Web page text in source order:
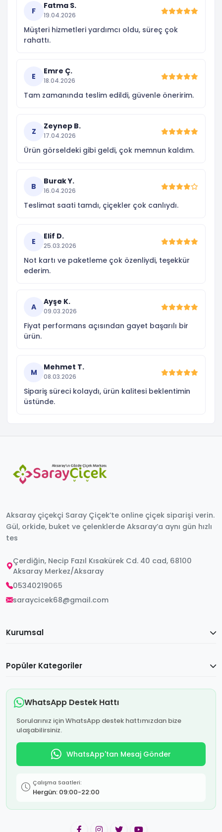
F
Fatma S.
19.04.2026
Müşteri hizmetleri yardımcı oldu, süreç çok
rahattı.
E
Emre Ç.
18.04.2026
Tam zamanında teslim edildi, güvenle öneririm.
Z
Zeynep B.
17.04.2026
Ürün görseldeki gibi geldi, çok memnun kaldım.
B
Burak Y.
16.04.2026
Teslimat saati tamdı, çiçekler çok canlıydı.
E
Elif D.
25.03.2026
Not kartı ve paketleme çok özenliydi, teşekkür
ederim.
A
Ayşe K.
09.03.2026
Fiyat performans açısından gayet başarılı bir
ürün.
M
Mehmet T.
08.03.2026
Sipariş süreci kolaydı, ürün kalitesi beklentimin
üstünde.
Aksaray çiçekçi Saray Çiçek’te online çiçek siparişi verin.
Gül, orkide, buket ve çelenklerde Aksaray’a aynı gün hızlı
tes
Çerdiğin, Necip Fazıl Kısakürek Cd. 40 cad, 68100
Aksaray Merkez/Aksaray
05340219065
saraycicek68@gmail.com
Kurumsal
Popüler Kategoriler
WhatsApp Destek Hattı
Sorularınız için WhatsApp destek hattımızdan bize
ulaşabilirsiniz.
WhatsApp'tan Mesaj Gönder
Çalışma Saatleri:
Hergün: 09:00-22:00